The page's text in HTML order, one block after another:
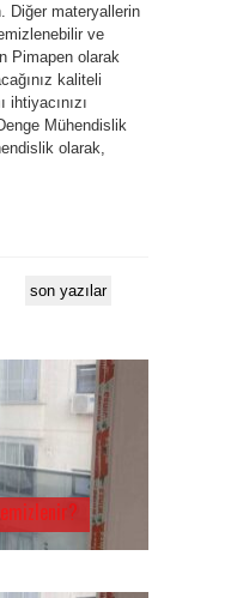
Diğer materyallerin
ve
Pimapen olarak
kaliteli
ihtiyacınızı
Mühendislik
olarak,
son yazılar